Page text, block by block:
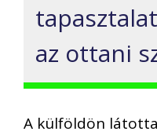
az ottani
A külföldön